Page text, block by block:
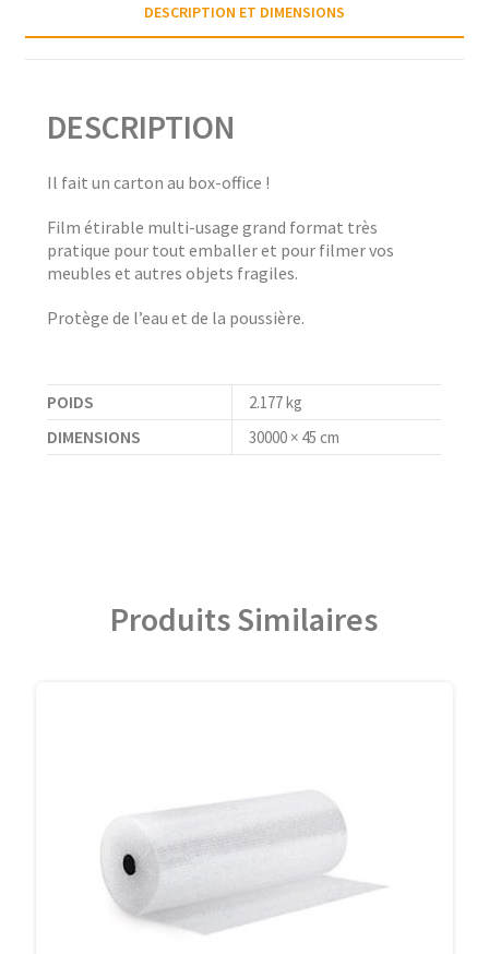
DESCRIPTION ET DIMENSIONS
DESCRIPTION
Il fait un carton au box-office !
Film étirable multi-usage grand format très
pratique pour tout emballer et pour filmer vos
meubles et autres objets fragiles.
Protège de l’eau et de la poussière.
POIDS 2.177 kg
DIMENSIONS 30000 × 45 cm
Produits Similaires